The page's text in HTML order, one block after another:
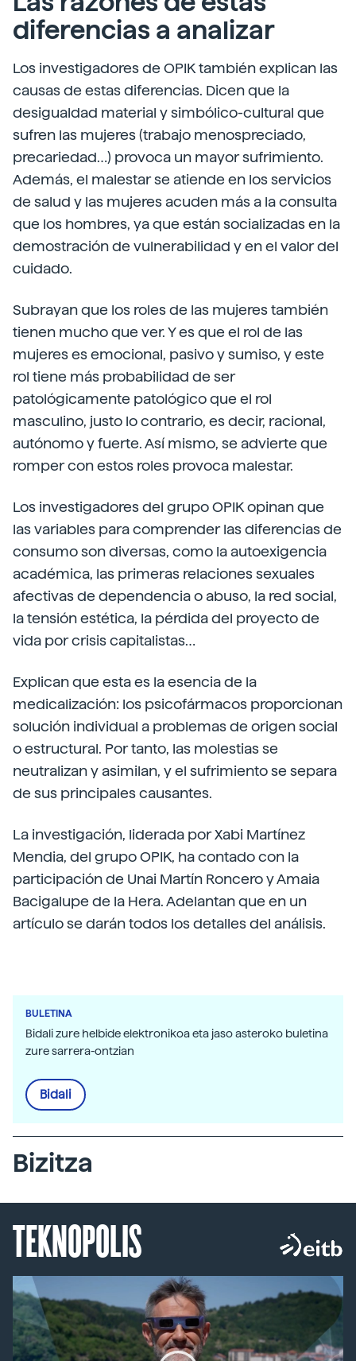
diferencias a analizar
Los investigadores de OPIK también explican las
causas de estas diferencias. Dicen que la
desigualdad material y simbólico-cultural que
sufren las mujeres (trabajo menospreciado,
precariedad…) provoca un mayor sufrimiento.
Además, el malestar se atiende en los servicios
de salud y las mujeres acuden más a la consulta
que los hombres, ya que están socializadas en la
demostración de vulnerabilidad y en el valor del
cuidado.
Subrayan que los roles de las mujeres también
tienen mucho que ver. Y es que el rol de las
mujeres es emocional, pasivo y sumiso, y este
rol tiene más probabilidad de ser
patológicamente patológico que el rol
masculino, justo lo contrario, es decir, racional,
autónomo y fuerte. Así mismo, se advierte que
romper con estos roles provoca malestar.
Los investigadores del grupo OPIK opinan que
las variables para comprender las diferencias de
consumo son diversas, como la autoexigencia
académica, las primeras relaciones sexuales
afectivas de dependencia o abuso, la red social,
la tensión estética, la pérdida del proyecto de
vida por crisis capitalistas…
Explican que esta es la esencia de la
medicalización: los psicofármacos proporcionan
solución individual a problemas de origen social
o estructural. Por tanto, las molestias se
neutralizan y asimilan, y el sufrimiento se separa
de sus principales causantes.
La investigación, liderada por Xabi Martínez
Mendia, del grupo OPIK, ha contado con la
participación de Unai Martín Roncero y Amaia
Bacigalupe de la Hera. Adelantan que en un
artículo se darán todos los detalles del análisis.
BULETINA
Bidali zure helbide elektronikoa eta jaso asteroko buletina
zure sarrera-ontzian
Bidali
Bizitza
TEKNOPOLIS